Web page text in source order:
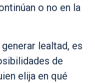
o no en la
lealtad, es
de
elija en qué